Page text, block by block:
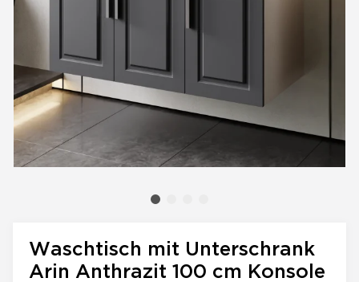
Waschtisch mit Unterschrank
Arin Anthrazit 100 cm Konsole